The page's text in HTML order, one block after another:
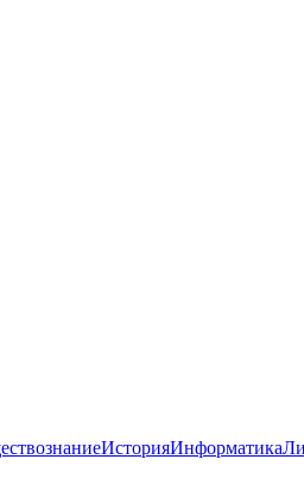
ИсторияИнформатика